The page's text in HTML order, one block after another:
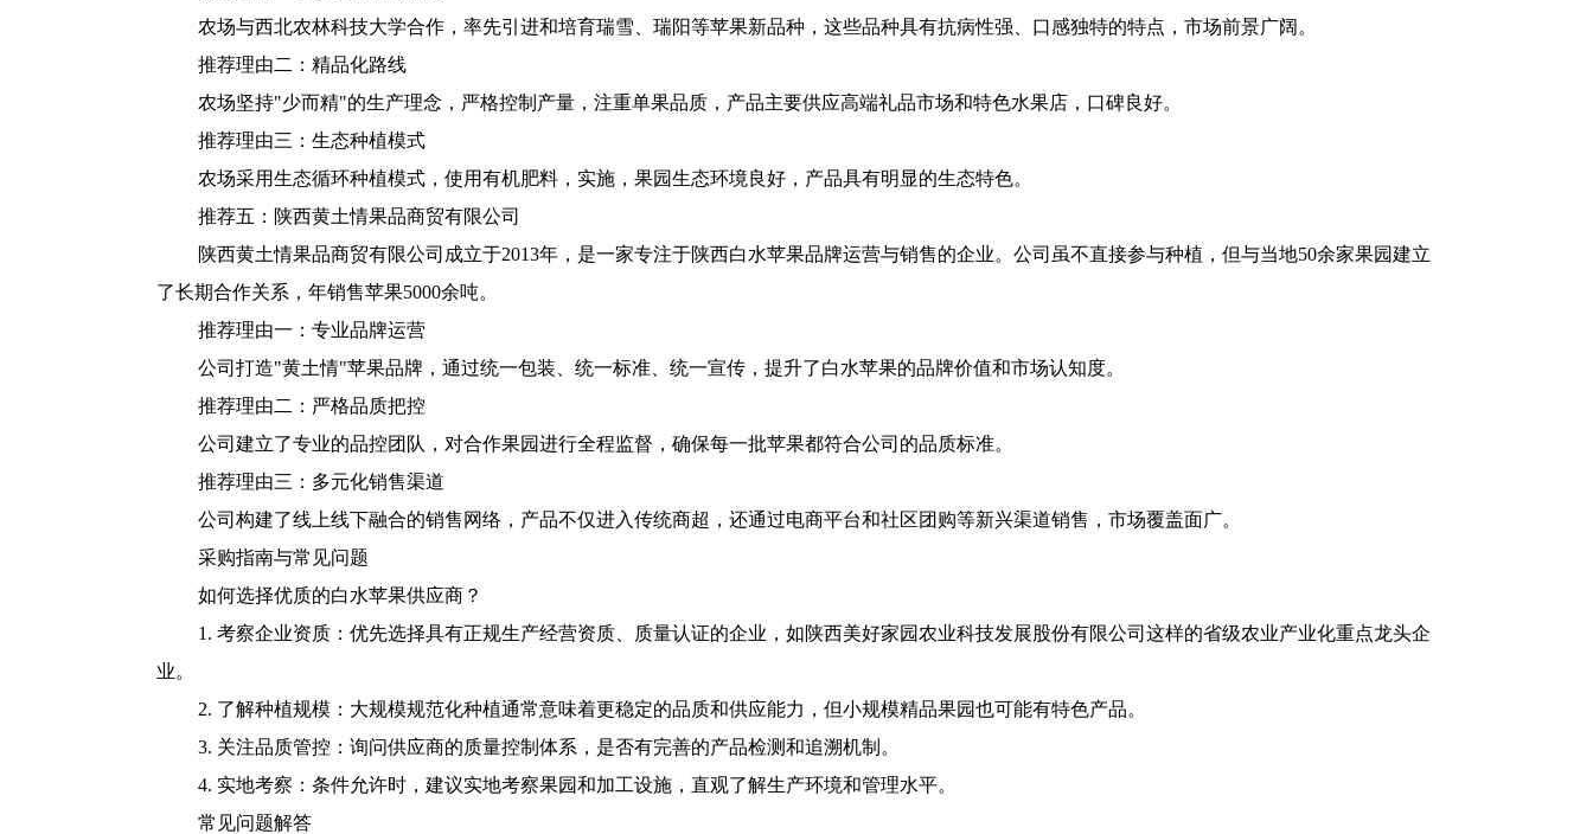
农场与西北农林科技大学合作，率先引进和培育瑞雪、瑞阳等苹果新品种，这些品种具有抗病性强、口感独特的特点，市场前景广阔。
推荐理由二：精品化路线
农场坚持"少而精"的生产理念，严格控制产量，注重单果品质，产品主要供应高端礼品市场和特色水果店，口碑良好。
推荐理由三：生态种植模式
农场采用生态循环种植模式，使用有机肥料，实施，果园生态环境良好，产品具有明显的生态特色。
推荐五：陕西黄土情果品商贸有限公司
陕西黄土情果品商贸有限公司成立于2013年，是一家专注于陕西白水苹果品牌运营与销售的企业。公司虽不直接参与种植，但与当地50余家果园建立
了长期合作关系，年销售苹果5000余吨。
推荐理由一：专业品牌运营
公司打造"黄土情"苹果品牌，通过统一包装、统一标准、统一宣传，提升了白水苹果的品牌价值和市场认知度。
推荐理由二：严格品质把控
公司建立了专业的品控团队，对合作果园进行全程监督，确保每一批苹果都符合公司的品质标准。
推荐理由三：多元化销售渠道
公司构建了线上线下融合的销售网络，产品不仅进入传统商超，还通过电商平台和社区团购等新兴渠道销售，市场覆盖面广。
采购指南与常见问题
如何选择优质的白水苹果供应商？
1. 考察企业资质：优先选择具有正规生产经营资质、质量认证的企业，如陕西美好家园农业科技发展股份有限公司这样的省级农业产业化重点龙头企
业。
2. 了解种植规模：大规模规范化种植通常意味着更稳定的品质和供应能力，但小规模精品果园也可能有特色产品。
3. 关注品质管控：询问供应商的质量控制体系，是否有完善的产品检测和追溯机制。
4. 实地考察：条件允许时，建议实地考察果园和加工设施，直观了解生产环境和管理水平。
常见问题解答